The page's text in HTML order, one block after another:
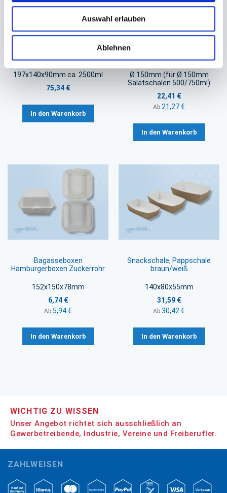
Auswahl erlauben
Ablehnen
197x140x90mm ca. 2500ml
75,34 €
In den Warenkorb
Salatschalendeckel rPET
Ø 150mm (für Ø 150mm
Salatschalen 500/750ml)
22,41 €
Ab 21,27 €
In den Warenkorb
Bagasseboxen
Hamburgerboxen Zuckerrohr
152x150x78mm
6,74 €
Ab 5,94 €
In den Warenkorb
Snackschale, Pappschale
braun/weiß
140x80x55mm
31,59 €
Ab 30,42 €
In den Warenkorb
WICHTIG ZU WISSEN
Unser Angebot richtet sich ausschließlich an
Gewerbetreibende, Industrie, Vereine und Freiberufler.
ZAHLWEISEN